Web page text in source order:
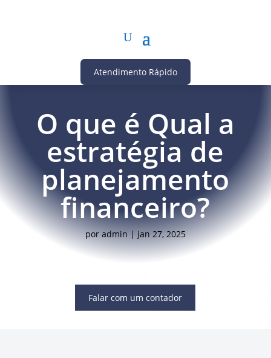
Atendimento Rápido
O que é Qual a
estratégia de
planejamento
financeiro?
poradmin|jan 27, 2025
Falar com um contador